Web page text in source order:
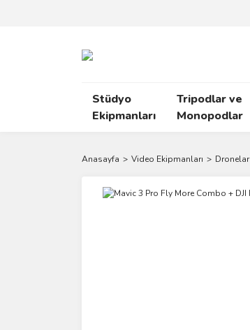
Stüdyo
Ekipmanları
Tripodlar ve
Monopodlar
Anasayfa Video Ekipmanları Dronelar